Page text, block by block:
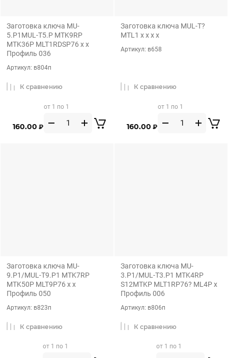
Заготовка ключа MU-
5.P1MUL-T5.P MTK9RP
MTK36P MLT1RDSP76 x x
Профиль 036
Артикул: в804п
160.00 ₽
от 1 по 1
К сравнению
Заготовка ключа MUL-T?
MTL1 x x x x
Артикул: в658
160.00 ₽
от 1 по 1
К сравнению
Заготовка ключа MU-
9.P1/MUL-T9.P1 MTK7RP
MTK50P MLT9P76 x x
Профиль 050
Артикул: в823п
от 1 по 1
К сравнению
Заготовка ключа MU-
3.P1/MUL-T3.P1 MTK4RP
S12MTKP MLT1RP76? ML4P x
Профиль 006
Артикул: в806п
от 1 по 1
К сравнению